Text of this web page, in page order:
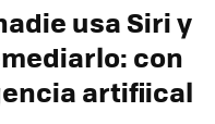
usa Siri y
con
artifiical